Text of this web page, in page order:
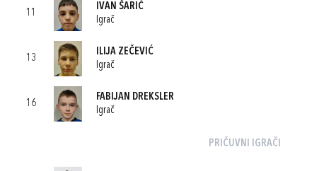
11
IVAN ŠARIĆ
Igrač
13
ILIJA ZEČEVIĆ
Igrač
16
FABIJAN DREKSLER
Igrač
PRIČUVNI IGRAČI